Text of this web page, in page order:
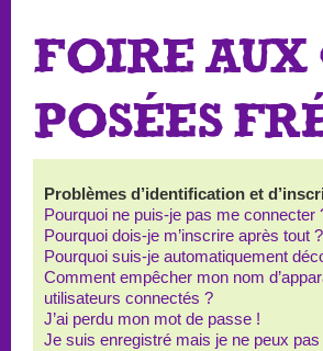
FOIRE AUX
POSÉES
Problèmes d’identification et
Pourquoi ne puis-je pas me connecter
Pourquoi dois-je m’inscrire après tout ?
Pourquoi suis-je automatiquement
Comment empêcher mon nom
utilisateurs connectés ?
J’ai perdu mon mot de passe !
Je suis enregistré mais je ne peux